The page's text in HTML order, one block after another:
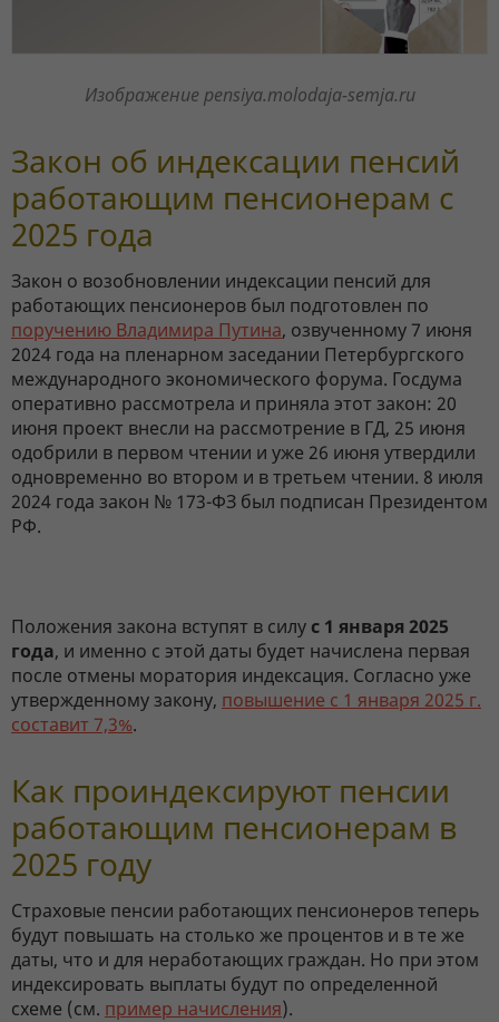
Изображение pensiya.molodaja-semja.ru
Закон об индексации пенсий
работающим пенсионерам с
2025 года
Закон о возобновлении индексации пенсий для
работающих пенсионеров был подготовлен по
поручению Владимира Путина, озвученному 7 июня
2024 года на пленарном заседании Петербургского
международного экономического форума. Госдума
оперативно рассмотрела и приняла этот закон: 20
июня проект внесли на рассмотрение в ГД, 25 июня
одобрили в первом чтении и уже 26 июня утвердили
одновременно во втором и в третьем чтении. 8 июля
2024 года закон № 173-ФЗ был подписан Президентом
РФ.
Положения закона вступят в силу с 1 января 2025
года, и именно с этой даты будет начислена первая
после отмены моратория индексация. Согласно уже
утвержденному закону, повышение с 1 января 2025 г.
составит 7,3%.
Как проиндексируют пенсии
работающим пенсионерам в
2025 году
Страховые пенсии работающих пенсионеров теперь
будут повышать на столько же процентов и в те же
даты, что и для неработающих граждан. Но при этом
индексировать выплаты будут по определенной
схеме (см. пример начисления).